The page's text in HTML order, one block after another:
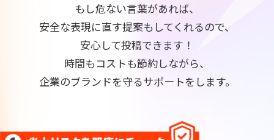
もし危ない言葉があれば、
安全な表現に直す提案もしてくれるので、
安心して投稿できます！
時間もコストも節約しながら、
企業のブランドを守るサポートをします。